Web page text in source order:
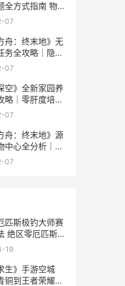
全方式指南 物华
07
舟：终末地》无
务全攻略｜隐藏
破解 明日方舟
07
空》全新家园养
略｜零肝度培育
空》全文阅读
07
舟：终末地》源
中心全分析｜拓
资源与解谜枢纽
07
匹斯极钓大师赛
绝区零厄匹斯极
什么时候结束
19
生》手游空城
铜到王者荣耀的